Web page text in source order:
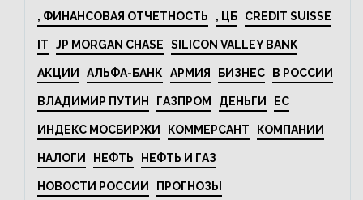
, ФИНАНСОВАЯ ОТЧЕТНОСТЬ , ЦБ CREDIT SUISSE
IT JP MORGAN CHASE SILICON VALLEY BANK
АКЦИИ АЛЬФА-БАНК АРМИЯ БИЗНЕС В РОССИИ
ВЛАДИМИР ПУТИН ГАЗПРОМ ДЕНЬГИ ЕС
ИНДЕКС МОСБИРЖИ КОММЕРСАНТ КОМПАНИИ
НАЛОГИ НЕФТЬ НЕФТЬ И ГАЗ
НОВОСТИ РОССИИ ПРОГНОЗЫ